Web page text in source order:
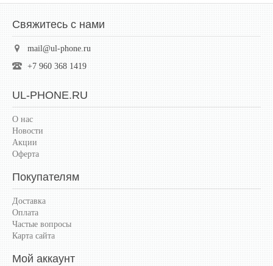
Свяжитесь с нами
mail@ul-phone.ru
+7 960 368 1419
UL-PHONE.RU
О нас
Новости
Акции
Оферта
Покупателям
Доставка
Оплата
Частые вопросы
Карта сайта
Мой аккаунт